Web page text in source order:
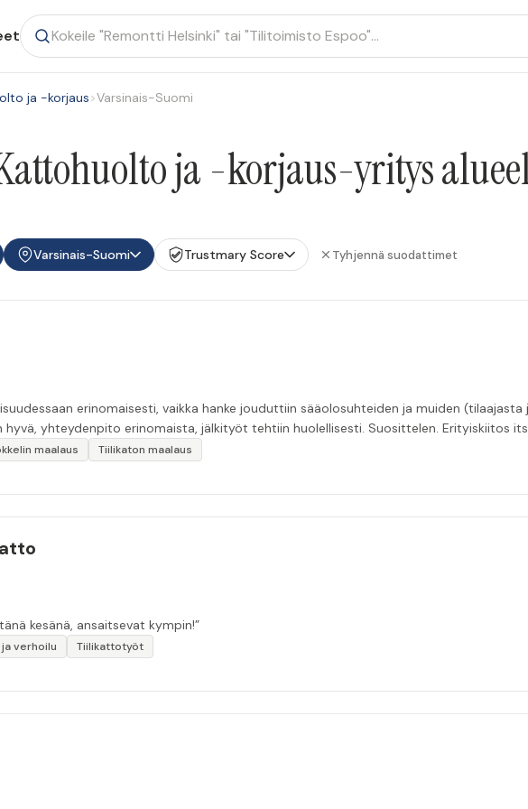
ja -korjaus>Varsinais-Suomi
ja -korjaus-yritys
Varsinais-Suomi Trustmary Score Tyhjennä suodattimet
erinomaisesti, vaikka hanke jouduttiin sääolosuhteiden ja muiden
hyvä, yhteydenpito erinomaista, jälkityöt tehtiin huolellisesti. Suosittelen. Erityiskiitos
maalaus
Tiilikaton maalaus
kesänä, ansaitsevat kympin!”
verhoilu
Tiilikattotyöt